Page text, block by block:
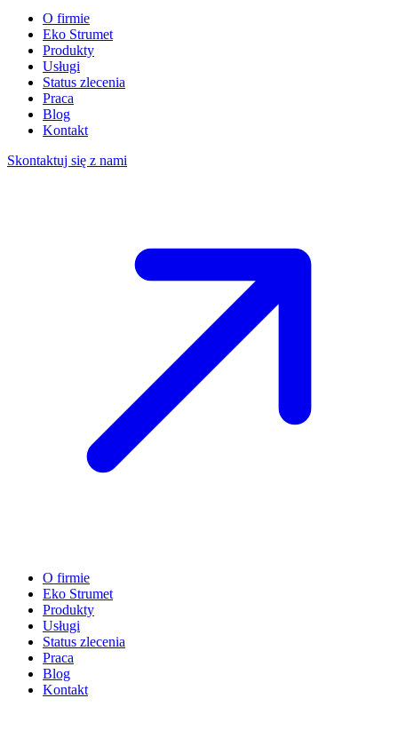
O firmie
Eko Strumet
Produkty
Usługi
Status zlecenia
Praca
Blog
Kontakt
Skontaktuj się z nami
O firmie
Eko Strumet
Produkty
Usługi
Status zlecenia
Praca
Blog
Kontakt